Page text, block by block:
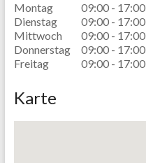
Montag
09:00 - 17:00
Dienstag
09:00 - 17:00
Mittwoch
09:00 - 17:00
Donnerstag
09:00 - 17:00
Freitag
09:00 - 17:00
Karte